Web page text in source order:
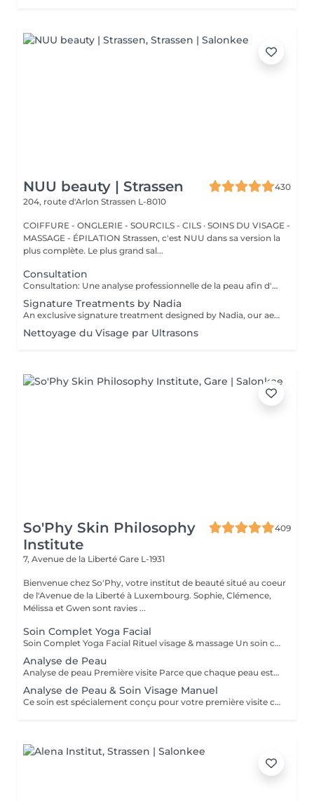
NUU beauty | Strassen
430
204, route d'Arlon Strassen L-8010
COIFFURE - ONGLERIE - SOURCILS - CILS · SOINS DU VISAGE -
MASSAGE - ÉPILATION Strassen, c'est NUU dans sa version la
plus complète. Le plus grand sal...
Consultation
Consultation: Une analyse professionnelle de la peau afin d'évaluer son état, de discuter de vos préoccupations et de recommander les traitements ainsi que la routine de soins à domicile les plus adaptés. Consultation & Premier Soin: Une analyse professionnelle de la peau afin d'évaluer son état, de discuter de vos préoccupations et de recommander les traitements ainsi que la routine de soins à domicile les plus adaptés. Suivie d'un soin personnalisé conçu pour répondre aux besoins immédiats de votre peau. Le prix dépendra du type de procédure réalisée.
Signature Treatments by Nadia
An exclusive signature treatment designed by Nadia, our aesthetician, for the delicate eye and neck area. It delivers intensive hydration and improves skin elasticity, helping to restore firmness, smoothness, and a visibly refreshed appearance. The treatment helps reduce the appearance of fine lines, provides a gentle brightening effect around the eyes, and creates a natural lifting result for a more rested and youthful look. Another combination is eye- and neck-intensive hydration with a full facial treatment. This combination is ideal for clients seeking full-face care and an instantly refreshed, healthy look.
Nettoyage du Visage par Ultrasons
So'Phy Skin Philosophy
Institute
409
7, Avenue de la Liberté Gare L-1931
Bienvenue chez So'Phy, votre institut de beauté situé au coeur
de l'Avenue de la Liberté à Luxembourg. Sophie, Clémence,
Mélissa et Gwen sont ravies ...
Soin Complet Yoga Facial
Soin Complet Yoga Facial Rituel visage & massage Un soin complet qui associe les étapes essentielles d'un soin du visage à la puissance du Massage Yoga Facial. Après un nettoyage en profondeur, une exfoliation et un travail ciblé de la peau, le massage vient stimuler les muscles, relancer les circulations et relâcher les tensions du visage. Ce rituel se poursuit par l'application de soins adaptés afin d'hydrater, rééquilibrer et révéler l'éclat naturel de votre peau. Le visage paraît plus lisse, plus lumineux et naturellement redessiné. Un soin idéal pour celles et ceux qui souhaitent allier efficacité, relaxation et résultats visibles. Comme chaque soin chez So'Phy, le protocole est adapté en fonction des besoins de votre peau.
Analyse de Peau
Analyse de peau Première visite Parce que chaque peau est unique, toute première visite commence par une analyse approfondie. Ce diagnostic permet de comprendre l'état de votre peau, ses besoins réels et les déséquilibres éventuels, afin d'adapter votre soin de manière précise et personnalisée. À l'aide d'un appareil de diagnostic et de l'expertise de votre Skin Coach, nous prenons le temps d'observer, d'échanger et de vous guider vers les solutions les plus adaptées. Ce premier rendez-vous est une étape essentielle pour vous offrir des soins réellement efficaces et des résultats durables.
Analyse de Peau & Soin Visage Manuel
Ce soin est spécialement conçu pour votre première visite chez So’Phy. Il débute par une analyse approfondie de votre peau afin de comprendre ses besoins réels et d’identifier les déséquilibres éventuels. Le soin du visage est ensuite entièrement personnalisé et réalisé exclusivement avec des techniques manuelles, adaptées à votre peau et aux résultats souhaités. Chaque étape est pensée pour rééquilibrer la peau, relancer les fonctions naturelles et offrir un moment de détente profonde. Ce premier rendez-vous vous permet de bénéficier d’un soin ciblé, de conseils personnalisés et d’une prise en charge complète.